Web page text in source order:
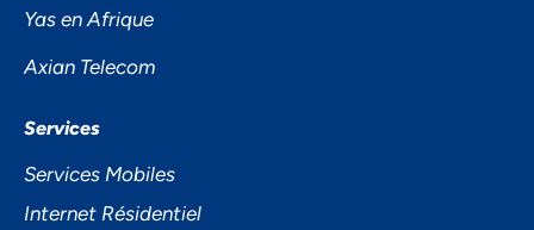
Yas en Afrique
Axian Telecom
Services
Services Mobiles
Internet Résidentiel
NOUS ACCORDONS DE
L'IMPORTANCE À VOTRE VIE
PRIVÉE